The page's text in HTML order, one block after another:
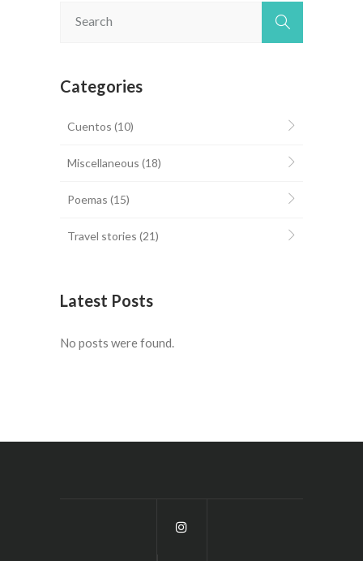
Categories
Cuentos (10)
Miscellaneous (18)
Poemas (15)
Travel stories (21)
Latest Posts
No posts were found.